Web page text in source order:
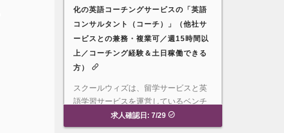
化の英語コーチングサービスの「英語
コンサルタント（コーチ）」（他社サ
ービスとの兼務・複業可／週15時間以
上／コーチング経験＆土日稼働できる
方）
スクールウィズは、留学サービスと英
語学習サービスを運営しているベンチ
ャー企業です。2024年の夏にリ…
集要項
求人確認日: 7/29